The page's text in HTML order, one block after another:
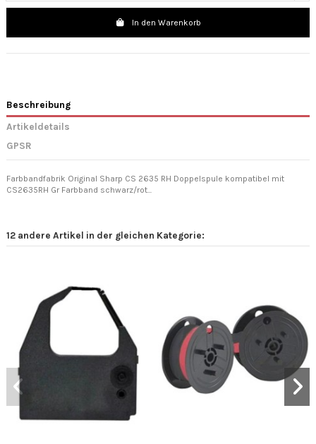
In den Warenkorb
Beschreibung
Artikeldetails
GPSR
Farbbandfabrik Original Sharp CS 2635 RH Doppelspule kompatibel mit
CS2635RH Gr Farbband schwarz/rot...
12 andere Artikel in der gleichen Kategorie: